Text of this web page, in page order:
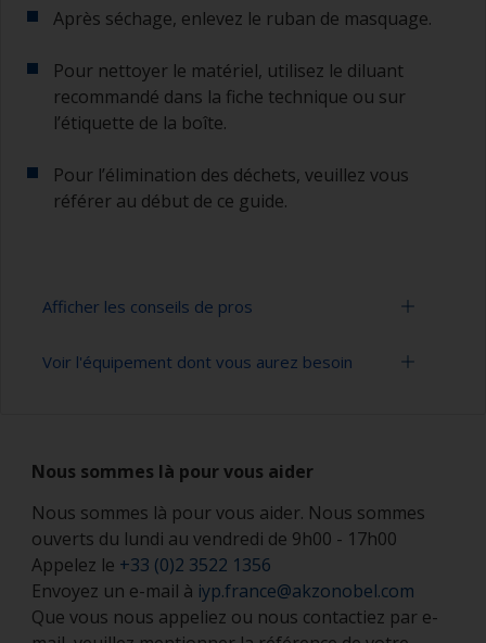
Après séchage, enlevez le ruban de masquage.
Pour nettoyer le matériel, utilisez le diluant
recommandé dans la fiche technique ou sur
l’étiquette de la boîte.
Pour l’élimination des déchets, veuillez vous
référer au début de ce guide.
Afficher les conseils de pros
Travailler avec un rouleau :
Pour la plupart des antifouling, un rouleau en
solvants convient. Pour les antifoulings à film
mince , il convient d’utiliser un rouleau de 5-6
mm en mohair résistant aux solvants, ou un
rouleau en mousse haute densité.
Si vous utilisez des rouleaux en feutre ou en
Voir l'équipement dont vous aurez besoin
Rouleaux à peinture (de taille et de type adapté)
Brosses à peinture (de taille adaptée)
Chaussures de sécurité
Protection des mains (suivant Fiche de Données
de Sécurité)
Nous sommes là pour vous aider
Nous sommes là pour vous aider. Nous sommes
ouverts du lundi au vendredi de 9h00 - 17h00
Appelez le +33 (0)2 3522 1356
Envoyez un e-mail à iyp.france@akzonobel.com
Que vous nous appeliez ou nous contactiez par e-